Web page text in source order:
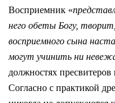
Восприемник «
него обеты Богу,
восприемного сына
могут учинить ни
должностях
Согласно с практикой